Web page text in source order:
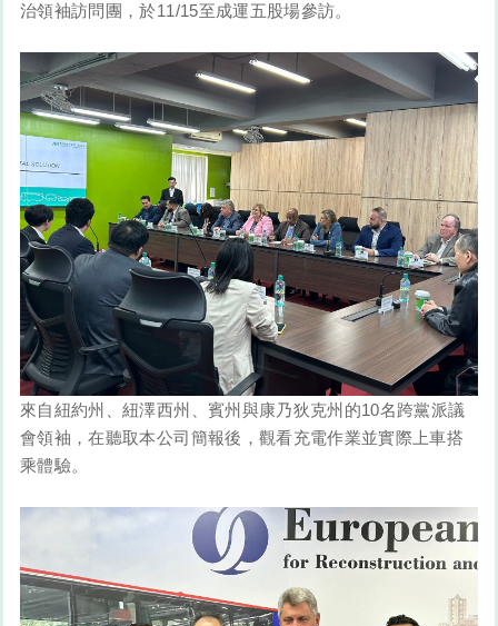
治領袖訪問團，於11/15至成運五股場參訪。
來自紐約州、紐澤西州、賓州與康乃狄克州的10名跨黨派議
會領袖，在聽取本公司簡報後，觀看充電作業並實際上車搭
乘體驗。